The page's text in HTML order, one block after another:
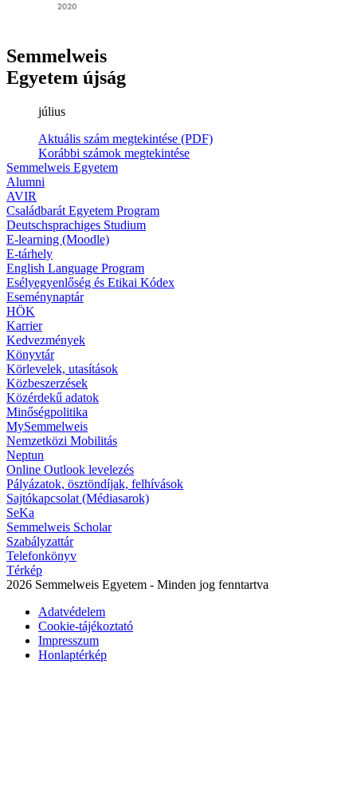
Semmelweis
Egyetem újság
július
Aktuális szám megtekintése (PDF)
Korábbi számok megtekintése
Semmelweis Egyetem
Alumni
AVIR
Családbarát Egyetem Program
Deutschsprachiges Studium
E-learning (Moodle)
E-tárhely
English Language Program
Esélyegyenlőség és Etikai Kódex
Eseménynaptár
HÖK
Karrier
Kedvezmények
Könyvtár
Körlevelek, utasítások
Közbeszerzések
Közérdekű adatok
Minőségpolitika
MySemmelweis
Nemzetközi Mobilitás
Neptun
Online Outlook levelezés
Pályázatok, ösztöndíjak, felhívások
Sajtókapcsolat (Médiasarok)
SeKa
Semmelweis Scholar
Szabályzattár
Telefonkönyv
Térkép
2026 Semmelweis Egyetem - Minden jog fenntartva
Adatvédelem
Cookie-tájékoztató
Impresszum
Honlaptérkép